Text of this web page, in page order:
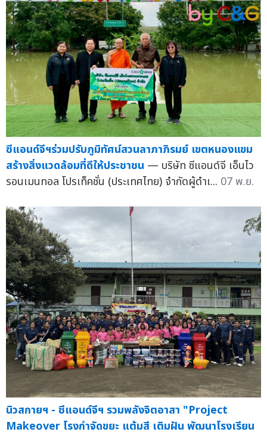
ซีแอนด์จีฯร่วมปรับภูมิทัศน์สวนลาภาภิรมย์ เขตหนองแขม
สร้างสิ่งแวดล้อมที่ดีให้ประชาชน — บริษัท ซีแอนด์จี เอ็นไว
รอนเมนทอล โปรเท็คชั่น (ประเทศไทย) จำกัดผู้ดำเ... 07 พ.ย.
นิวสกายฯ - ซีแอนด์จีฯ รวมพลังจิตอาสา "Project
Makeover โรงกำจัดขยะ แต้มสี เติมฝัน พัฒนาโรงเรียน